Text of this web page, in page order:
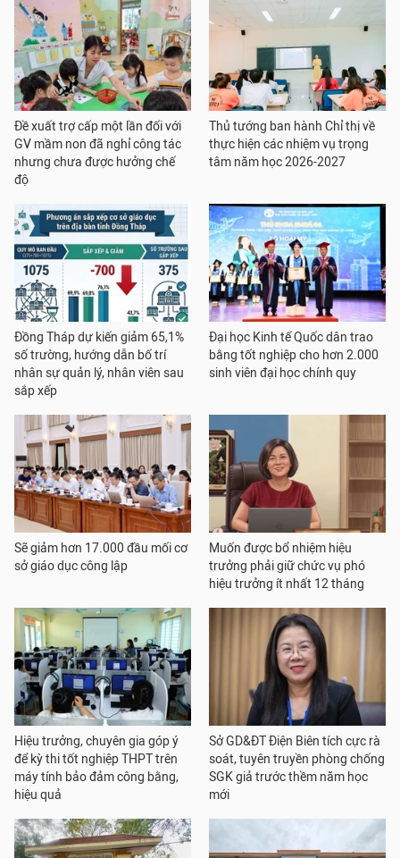
Đề xuất trợ cấp một lần đối với
GV mầm non đã nghỉ công tác
nhưng chưa được hưởng chế
độ
Thủ tướng ban hành Chỉ thị về
thực hiện các nhiệm vụ trọng
tâm năm học 2026-2027
Đồng Tháp dự kiến giảm 65,1%
số trường, hướng dẫn bố trí
nhân sự quản lý, nhân viên sau
sắp xếp
Đại học Kinh tế Quốc dân trao
bằng tốt nghiệp cho hơn 2.000
sinh viên đại học chính quy
Sẽ giảm hơn 17.000 đầu mối cơ
sở giáo dục công lập
Muốn được bổ nhiệm hiệu
trưởng phải giữ chức vụ phó
hiệu trưởng ít nhất 12 tháng
Hiệu trưởng, chuyên gia góp ý
để kỳ thi tốt nghiệp THPT trên
máy tính bảo đảm công bằng,
hiệu quả
Sở GD&ĐT Điện Biên tích cực rà
soát, tuyên truyền phòng chống
SGK giả trước thềm năm học
mới